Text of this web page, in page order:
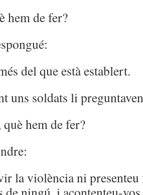
hem de fer?
del que està establert.
uns soldats li
hem de fer?
la violència ni presenteu